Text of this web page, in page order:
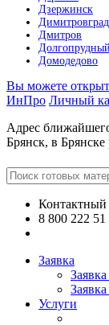
Дзержинск
Димитровград
Дмитров
Долгопрудный
Домодедово
Вы можете
ИнПро Личный
Адрес
Брянск, в Брянске
Контактный
8 800 222 51
Заявка
Услуги